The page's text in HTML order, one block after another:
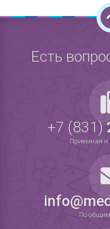
Есть
+7 (831)
Приемная и
По